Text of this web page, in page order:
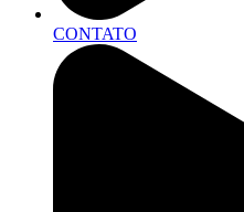
CONTATO